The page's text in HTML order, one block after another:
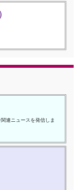
連ニュースを発信しま